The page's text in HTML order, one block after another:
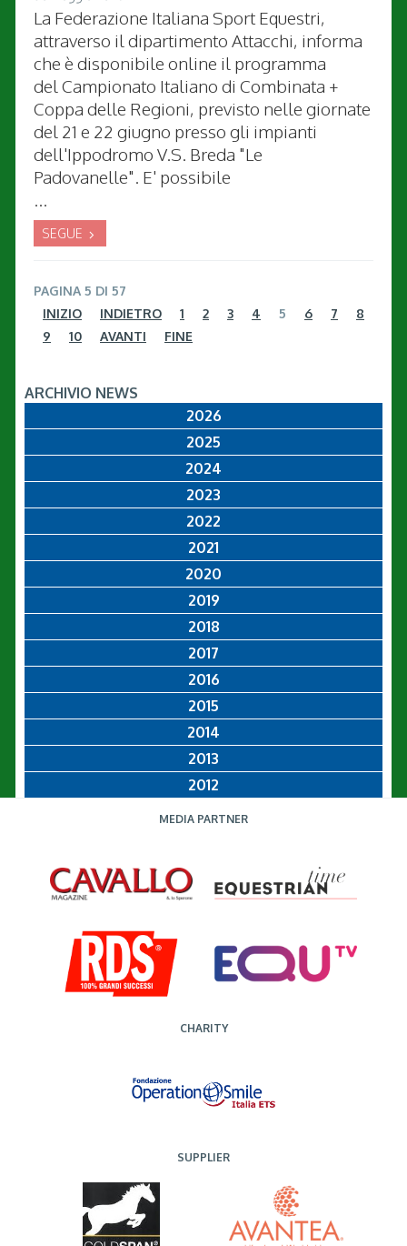
La Federazione Italiana Sport Equestri,
attraverso il dipartimento Attacchi, informa
che è disponibile online il programma
del Campionato Italiano di Combinata +
Coppa delle Regioni, previsto nelle giornate
del 21 e 22 giugno presso gli impianti
dell'Ippodromo V.S. Breda "Le
Padovanelle". E' possibile
...
SEGUE
PAGINA 5 DI 57
INIZIO
INDIETRO 1 2 3 4 5 6 7
8
9
10 AVANTI FINE
ARCHIVIO NEWS
2026
2025
2024
2023
2022
2021
2020
2019
2018
2017
2016
2015
2014
2013
2012
MEDIA PARTNER
CHARITY
SUPPLIER